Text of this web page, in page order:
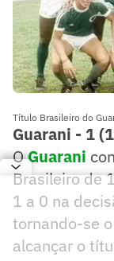
Título Brasileiro do
Guarani - 1
OGuarani
Brasileiro de
1 a 0 na
tornando-se
alcançar o